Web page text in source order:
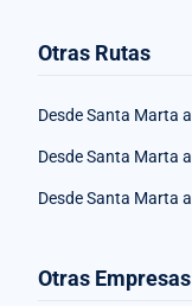
Otras Rutas
Desde Santa Marta
Desde Santa Marta
Desde Santa Marta
Otras